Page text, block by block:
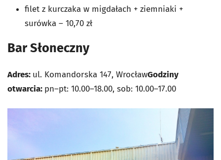
filet z kurczaka w migdałach + ziemniaki +
surówka – 10,70 zł
Bar Słoneczny
Adres: ul. Komandorska 147, WrocławGodziny
otwarcia: pn–pt: 10.00–18.00, sob: 10.00–17.00